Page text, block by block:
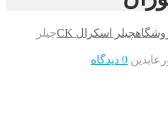
چیلر اسکرال CK
چیلر
0 دیدگاه